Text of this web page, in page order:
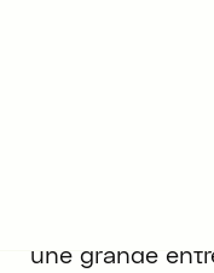
Que vous
une grande